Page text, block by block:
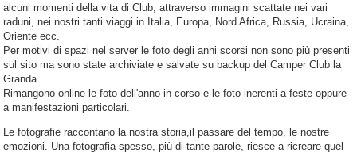
alcuni momenti della vita di Club, attraverso immagini scattate nei vari
raduni, nei nostri tanti viaggi in Italia, Europa, Nord Africa, Russia, Ucraina,
Oriente ecc.
Per motivi di spazi nel server le foto degli anni scorsi non sono più presenti
sul sito ma sono state archiviate e salvate su backup del Camper Club la
Granda
Rimangono online le foto dell'anno in corso e le foto inerenti a feste oppure
a manifestazioni particolari.
Le fotografie raccontano la nostra storia,il passare del tempo, le nostre
emozioni. Una fotografia spesso, più di tante parole, riesce a ricreare quel